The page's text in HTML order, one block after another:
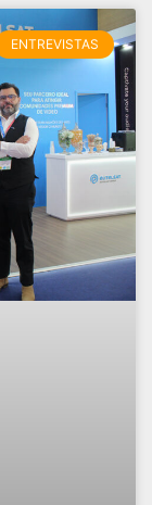
ENTREVISTAS